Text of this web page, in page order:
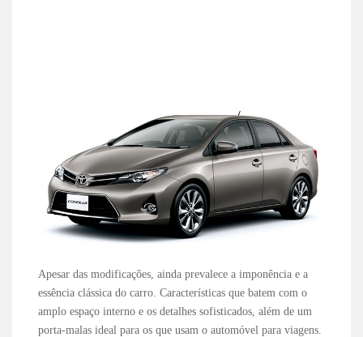
Apesar das modificações, ainda prevalece a imponência e a
essência clássica do carro. Características que batem com o
amplo espaço interno e os detalhes sofisticados, além de um
porta-malas ideal para os que usam o automóvel para viagens.